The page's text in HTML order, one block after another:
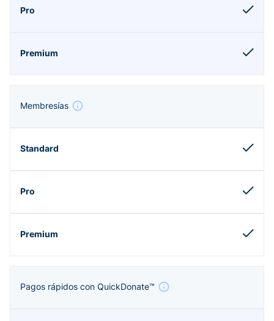
Membresías
Pagos rápidos con QuickDonate™